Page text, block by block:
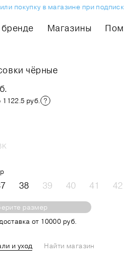
покупку в магазине при
Магазины
чёрные
1122.5 руб.
38 39 40 41 42
размер
от 10000 руб.
и уход
Найти магазин